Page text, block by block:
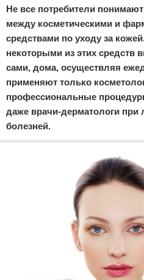
Не все потребители
между косметическими и
средствами по уходу за
некоторыми из этих средств
сами, дома, осуществляя
применяют только
профессиональные
даже врачи-дерматологи при
болезней.